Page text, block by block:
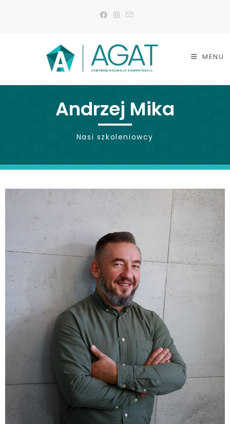
MENU
Andrzej Mika
Nasi szkoleniowcy